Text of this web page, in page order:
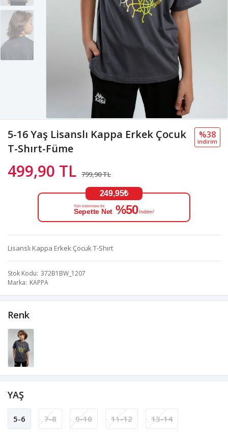
5-16 Yaş Lisanslı Kappa Erkek Çocuk
T-Shırt-Füme
499,90 TL 799,90 TL
%38
i̇ndi̇ri̇m
249,95₺
Tüm İndirimlere Ek
Sepette Net %50 İndirim!
Lisanslı Kappa Erkek Çocuk T-Shırt
Stok Kodu 372B1BW_1207
Marka KAPPA
Renk
YAŞ
5-6 7-8 9-10 11-12 13-14